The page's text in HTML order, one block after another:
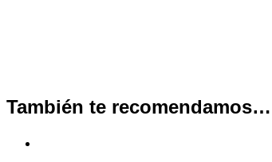
También te recomendamos…